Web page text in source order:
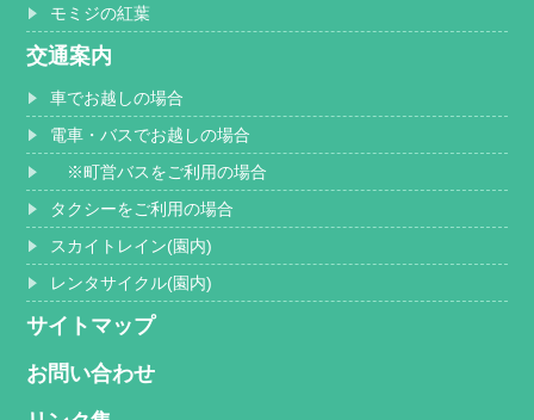
モミジの紅葉
交通案内
車でお越しの場合
電車・バスでお越しの場合
※町営バスをご利用の場合
タクシーをご利用の場合
スカイトレイン(園内)
レンタサイクル(園内)
サイトマップ
お問い合わせ